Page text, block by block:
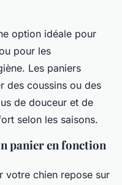
option idéale pour
pour les
Les paniers
des coussins ou des
de douceur et de
selon les saisons.
panier en fonction
votre chien repose sur